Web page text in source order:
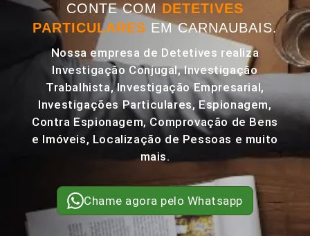
CONTE COM DETETIVES
PARTICULARES EM CARNAUBAIS.
Nossa empresa de Detetives realiza
Investigação Conjugal, Investigação
Trabalhista, Investigação Empresarial,
Investigações Particulares, Espionagem,
Contra Espionagem, Comprovação de Bens
e Imóveis, Localização de Pessoas e muito
mais.
Chame agora pelo Whatsapp